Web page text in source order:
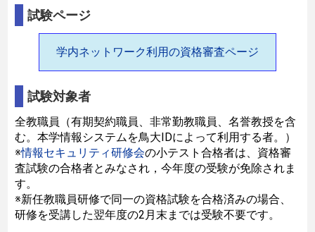
試験ページ
学内ネットワーク利用の資格審査ページ
試験対象者
全教職員（有期契約職員、非常勤教職員、名誉教授を含
む。本学情報システムを鳥大IDによって利用する者。）
※情報セキュリティ研修会の小テスト合格者は、資格審
査試験の合格者とみなされ，今年度の受験が免除されま
す。
※新任教職員研修で同一の資格試験を合格済みの場合、
研修を受講した翌年度の2月末までは受験不要です。